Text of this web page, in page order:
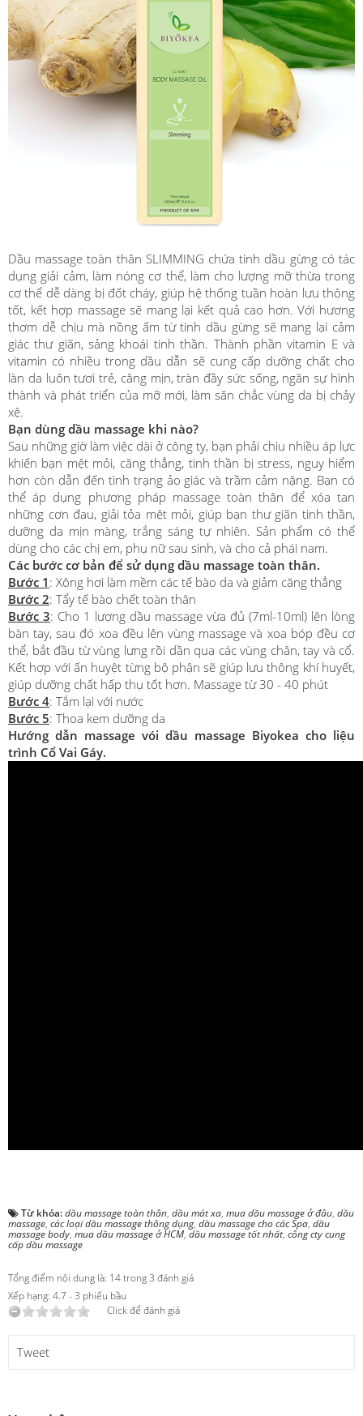
Dầu massage toàn thân SLIMMING chứa tinh dầu gừng có tác
dụng giải cảm, làm nóng cơ thể, làm cho lượng mỡ thừa trong
cơ thể dễ dàng bị đốt cháy, giúp hệ thống tuần hoàn lưu thông
tốt, kết hợp massage sẽ mang lại kết quả cao hơn. Với hương
thơm dễ chịu mà nồng ấm từ tinh dầu gừng sẽ mang lại cảm
giác thư giãn, sảng khoái tinh thần. Thành phần vitamin E và
vitamin có nhiều trong dầu dẫn sẽ cung cấp dưỡng chất cho
làn da luôn tươi trẻ, căng mịn, tràn đầy sức sống, ngăn sự hình
thành và phát triển của mỡ mới, làm săn chắc vùng da bị chảy
xệ.
Bạn dùng dầu massage khi nào?
Sau những giờ làm việc dài ở công ty, bạn phải chịu nhiều áp lực
khiến bạn mệt mỏi, căng thẳng, tinh thần bị stress, nguy hiểm
hơn còn dẫn đến tình trạng ảo giác và trầm cảm nặng. Bạn có
thể áp dụng phương pháp massage toàn thân để xóa tan
những cơn đau, giải tỏa mệt mỏi, giúp bạn thư giãn tinh thần,
dưỡng da mịn màng, trắng sáng tự nhiên. Sản phẩm có thể
dùng cho các chị em, phụ nữ sau sinh, và cho cả phái nam.
Các bước cơ bản để sử dụng dầu massage toàn thân.
Bước 1 : Xông hơi làm mềm các tế bào da và giảm căng thẳng
Bước 2: Tẩy tế bào chết toàn thân
Bước 3: Cho 1 lượng dầu massage vừa đủ (7ml-10ml) lên lòng
bàn tay, sau đó xoa đều lên vùng massage và xoa bóp đều cơ
thể, bắt đầu từ vùng lưng rồi dần qua các vùng chân, tay và cổ.
Kết hợp với ấn huyệt từng bộ phận sẽ giúp lưu thông khí huyết,
giúp dưỡng chất hấp thụ tốt hơn. Massage từ 30 - 40 phút
Bước 4: Tắm lại với nước
Bước 5: Thoa kem dưỡng da
Hướng dẫn massage vói dầu massage Biyokea cho liệu
trình Cổ Vai Gáy.
Từ khóa:dầu massage toàn thân, dầu mát xa, mua dầu massage ở đâu, dầu
massage, các loại dầu massage thông dụng, dầu massage cho các Spa, dầu
massage body, mua dầu massage ở HCM,dầu massage tốt nhất, công cty cung
cấp dầu massage
Tổng điểm nội dung là: 14 trong 3 đánh giá
Xếp hạng: 4.7-3 phiếu bầu
Click để đánh giá
Tweet